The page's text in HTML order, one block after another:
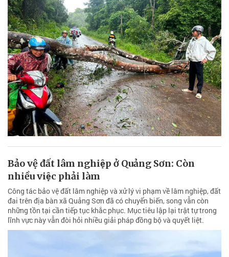
Bảo vệ đất lâm nghiệp ở Quảng Sơn: Còn
nhiều việc phải làm
Công tác bảo vệ đất lâm nghiệp và xử lý vi phạm về lâm nghiệp, đất
đai trên địa bàn xã Quảng Sơn đã có chuyển biến, song vẫn còn
những tồn tại cần tiếp tục khắc phục. Mục tiêu lập lại trật tự trong
lĩnh vực này vẫn đòi hỏi nhiều giải pháp đồng bộ và quyết liệt.